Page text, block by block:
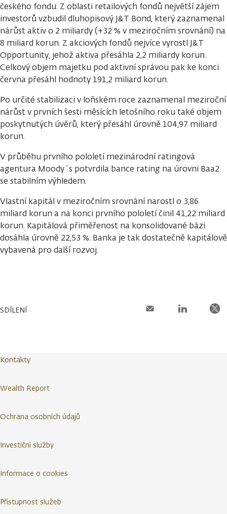
českého fondu. Z oblasti retailových fondů největší zájem
investorů vzbudil dluhopisový J&T Bond, který zaznamenal
nárůst aktiv o 2 miliardy (+32 % v meziročním srovnání) na
8 miliard korun. Z akciových fondů nejvíce vyrostl J&T
Opportunity, jehož aktiva přesáhla 2,2 miliardy korun.
Celkový objem majetku pod aktivní správou pak ke konci
června přesáhl hodnoty 191,2 miliard korun.
Po určité stabilizaci v loňském roce zaznamenal meziroční
nárůst v prvních šesti měsících letošního roku také objem
poskytnutých úvěrů, který přesáhl úrovně 104,97 miliard
korun.
V průběhu prvního pololetí mezinárodní ratingová
agentura Moody´s potvrdila bance rating na úrovni Baa2
se stabilním výhledem.
Vlastní kapitál v meziročním srovnání narostl o 3,86
miliard korun a na konci prvního pololetí činil 41,22 miliard
korun. Kapitálová přiměřenost na konsolidované bázi
dosáhla úrovně 22,53 %. Banka je tak dostatečně kapitálově
vybavená pro další rozvoj.
SDÍLENÍ
Kontakty
Wealth Report
Ochrana osobních údajů
Investiční služby
Informace o cookies
Přístupnost služeb